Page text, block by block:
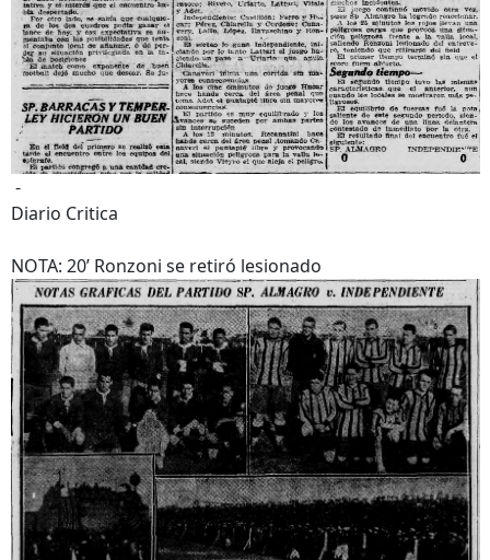
-
Diario Critica
NOTA: 20’ Ronzoni se retiró lesionado